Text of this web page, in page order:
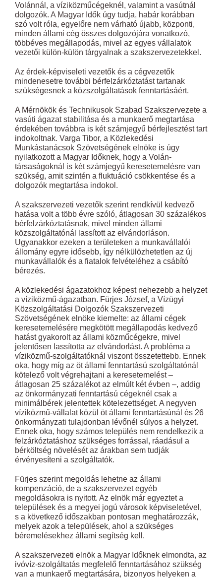
Volánnál, a víziközműcégeknél, valamint a vasútnál
dolgozók. A Magyar Idők úgy tudja, habár korábban
szó volt róla, egyelőre nem várható újabb, központi,
minden állami cég összes dolgozójára vonatkozó,
többéves megállapodás, mivel az egyes vállalatok
vezetői külön-külön tárgyalnak a szakszervezetekkel.
Az érdek-képviseleti vezetők és a cégvezetők
mindenesetre további bérfelzárkóztatást tartanak
szükségesnek a közszolgáltatások fenntartásáért.
A Mérnökök és Technikusok Szabad Szakszervezete a
vasúti ágazat stabilitása és a munkaerő megtartása
érdekében továbbra is két számjegyű bérfejlesztést tart
indokoltnak. Varga Tibor, a Közlekedési
Munkástanácsok Szövetségének elnöke is úgy
nyilatkozott a Magyar Időknek, hogy a Volán-
társaságoknál is két számjegyű keresetemelésre van
szükség, amit szintén a fluktuáció csökkentése és a
dolgozók megtartása indokol.
A szakszervezeti vezetők szerint rendkívül kedvező
hatása volt a több évre szóló, átlagosan 30 százalékos
bérfelzárkóztatásnak, mivel minden állami
közszolgáltatónál lassított az elvándorláson.
Ugyanakkor ezeken a területeken a munkavállalói
állomány egyre idősebb, így nélkülözhetetlen az új
munkavállalók és a fiatalok felvételéhez a csábító
bérezés.
A közlekedési ágazatokhoz képest nehezebb a helyzet
a víziközmű-ágazatban. Fürjes József, a Vízügyi
Közszolgáltatási Dolgozók Szakszervezeti
Szövetségének elnöke kiemelte: az állami cégek
keresetemelésére megkötött megállapodás kedvező
hatást gyakorolt az állami közműcégekre, mivel
jelentősen lassította az elvándorlást. A probléma a
víziközmű-szolgáltatóknál viszont összetettebb. Ennek
oka, hogy míg az öt állami fenntartású szolgáltatónál
kötelező volt végrehajtani a keresetemelést –
átlagosan 25 százalékot az elmúlt két évben –, addig
az önkormányzati fenntartású cégeknél csak a
minimálbérek jelentettek kötelezettséget. A negyven
víziközmű-vállalat közül öt állami fenntartásúnál és 26
önkormányzati tulajdonban lévőnél súlyos a helyzet.
Ennek oka, hogy számos település nem rendelkezik a
felzárkóztatáshoz szükséges forrással, ráadásul a
bérköltség növelését az árakban sem tudják
érvényesíteni a szolgáltatók.
Fürjes szerint megoldás lehetne az állami
kompenzáció, de a szakszervezet egyéb
megoldásokra is nyitott. Az elnök már egyeztet a
települések és a megyei jogú városok képviseletével,
s a következő időszakban pontosan meghatározzák,
melyek azok a települések, ahol a szükséges
béremelésekhez állami segítség kell.
A szakszervezeti elnök a Magyar Időknek elmondta, az
ivóvíz-szolgáltatás megfelelő fenntartásához szükség
van a munkaerő megtartására, bizonyos helyeken a